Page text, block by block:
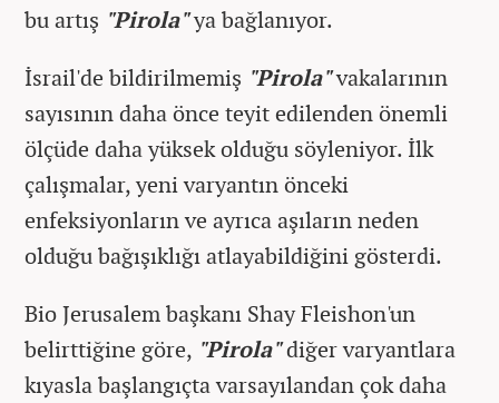
bu artış "Pirola"ya bağlanıyor.
İsrail'de bildirilmemiş "Pirola"vakalarının
sayısının daha önce teyit edilenden önemli
ölçüde daha yüksek olduğu söyleniyor. İlk
çalışmalar, yeni varyantın önceki
enfeksiyonların ve ayrıca aşıların neden
olduğu bağışıklığı atlayabildiğini gösterdi.
Bio Jerusalem başkanı Shay Fleishon'un
belirttiğine göre, "Pirola"diğer varyantlara
kıyasla başlangıçta varsayılandan çok daha